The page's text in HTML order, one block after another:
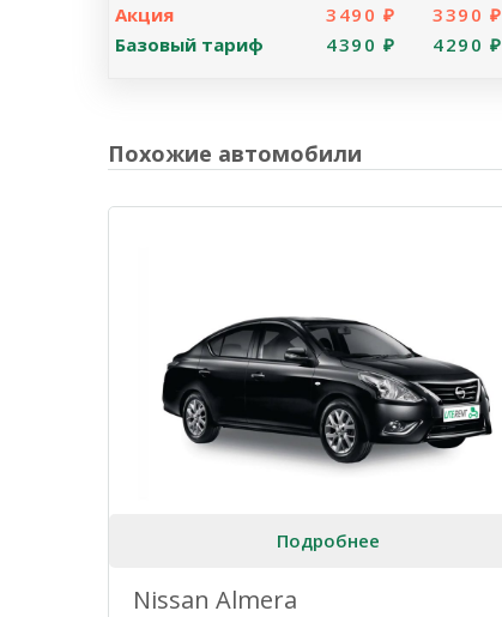
Акция
Базовый тариф
3490 ₽
4390 ₽
3390 ₽
4290 ₽
Похожие автомобили
Подробнее
Nissan Almera